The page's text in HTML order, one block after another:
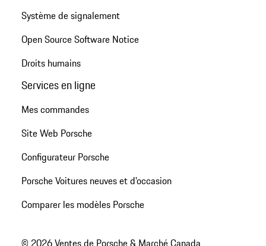
Système de signalement
Open Source Software Notice
Droits humains
Services en ligne
Mes commandes
Site Web Porsche
Configurateur Porsche
Porsche Voitures neuves et d'occasion
Comparer les modèles Porsche
© 2026 Ventes de Porsche & Marché Canada